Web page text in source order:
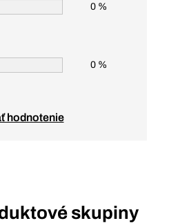
0 %
0 %
hodnotenie
skupiny